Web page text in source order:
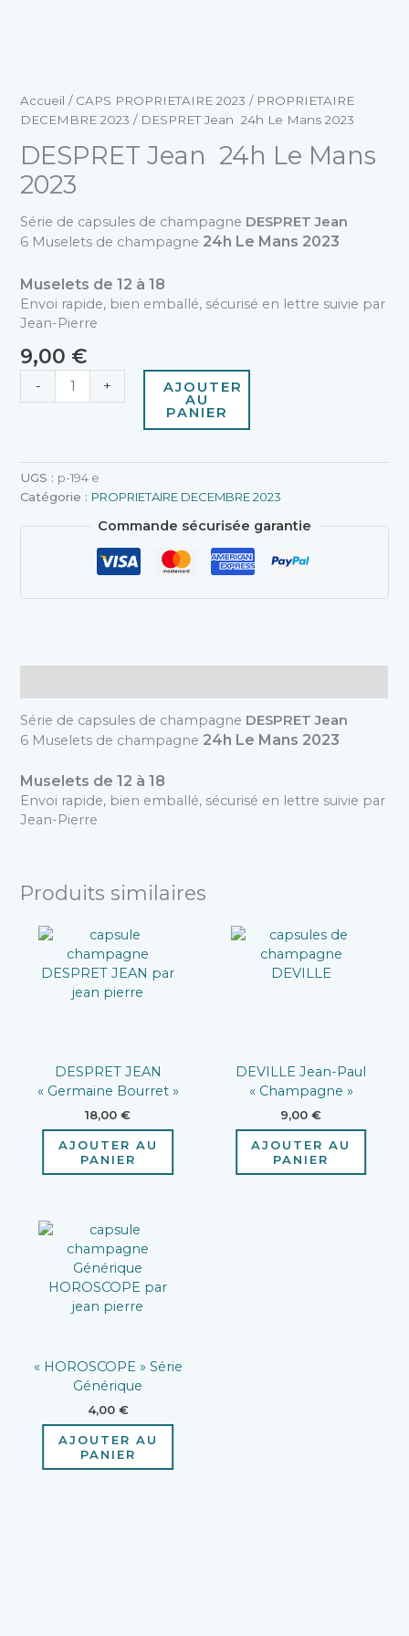
Accueil / CAPS PROPRIETAIRE 2023 / PROPRIETAIRE
DECEMBRE 2023 / DESPRET Jean 24h Le Mans 2023
DESPRET Jean 24h Le Mans
2023
Série de capsules de champagne DESPRET Jean
6 Muselets de champagne 24h Le Mans 2023
Muselets de 12 à 18
Envoi rapide, bien emballé, sécurisé en lettre suivie par
Jean-Pierre
9,00 €
- + AJOUTER
AU
PANIER
UGS : p-194 e
Catégorie : PROPRIETAIRE DECEMBRE 2023
Commande sécurisée garantie
Série de capsules de champagne DESPRET Jean
6 Muselets de champagne 24h Le Mans 2023
Muselets de 12 à 18
Envoi rapide, bien emballé, sécurisé en lettre suivie par
Jean-Pierre
Produits similaires
DESPRET JEAN
« Germaine Bourret »
18,00€
AJOUTER AU
PANIER
DEVILLE Jean-Paul
« Champagne »
9,00€
AJOUTER AU
PANIER
« HOROSCOPE » Série
Générique
4,00 €
AJOUTER AU
PANIER